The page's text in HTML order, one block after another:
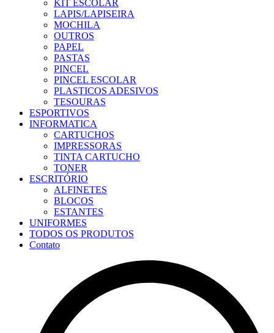
KIT ESCOLAR
LAPIS/LAPISEIRA
MOCHILA
OUTROS
PAPEL
PASTAS
PINCEL
PINCEL ESCOLAR
PLASTICOS ADESIVOS
TESOURAS
ESPORTIVOS
INFORMATICA
CARTUCHOS
IMPRESSORAS
TINTA CARTUCHO
TONER
ESCRITÓRIO
ALFINETES
BLOCOS
ESTANTES
UNIFORMES
TODOS OS PRODUTOS
Contato